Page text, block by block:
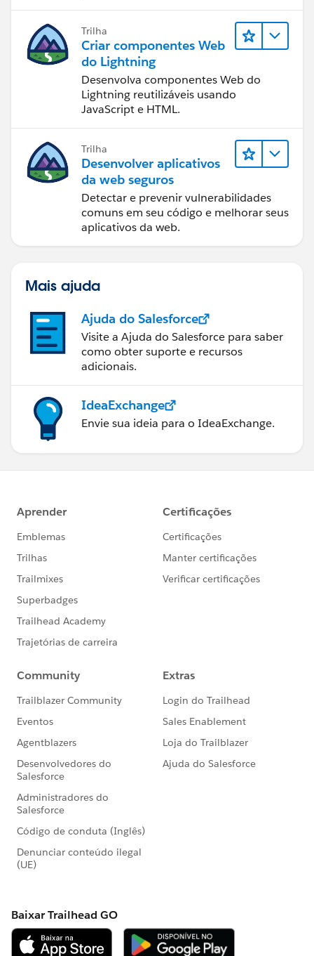
Trilha
Criar componentes Web
do Lightning
Desenvolva componentes Web do
Lightning reutilizáveis usando
JavaScript e HTML.
Trilha
Desenvolver aplicativos
da web seguros
Detectar e prevenir vulnerabilidades
comuns em seu código e melhorar seus
aplicativos da web.
Mais ajuda
Ajuda do Salesforce
Visite a Ajuda do Salesforce para saber
como obter suporte e recursos
adicionais.
IdeaExchange
Envie sua ideia para o IdeaExchange.